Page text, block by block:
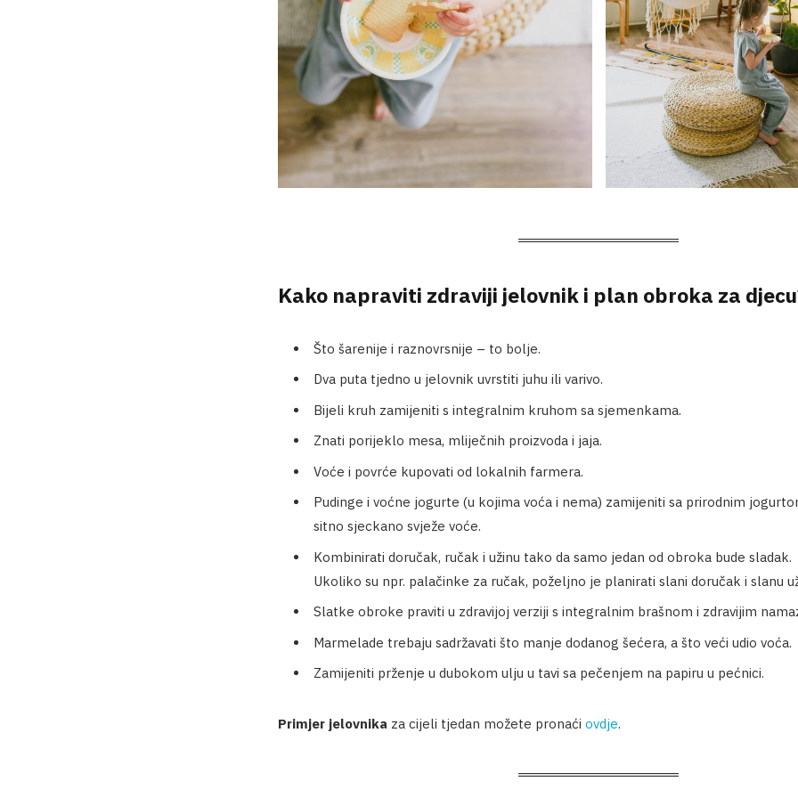
Kako napraviti zdraviji jelovnik i plan obroka za
Što šarenije i raznovrsnije – to bolje.
Dva puta tjedno u jelovnik uvrstiti juhu ili varivo.
Bijeli kruh zamijeniti s integralnim kruhom sa sjemenkama.
Znati porijeklo mesa, mliječnih proizvoda i jaja.
Voće i povrće kupovati od lokalnih farmera.
Pudinge i voćne jogurte (u kojima voća i nema) zamijeniti sa prirodnim
sitno sjeckano svježe voće.
Kombinirati doručak, ručak i užinu tako da samo jedan od obroka bude sladak.
Ukoliko su npr. palačinke za ručak, poželjno je planirati slani doručak i slanu
Slatke obroke praviti u zdravijoj verziji s integralnim brašnom i zdravijim
Marmelade trebaju sadržavati što manje dodanog šećera, a što veći udio voća.
Zamijeniti prženje u dubokom ulju u tavi sa pečenjem na papiru u pećnici.
Primjer jelovnika za cijeli tjedan možete pronaći ovdje.